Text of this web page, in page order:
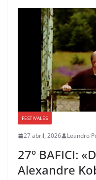
FESTIVALES
27 abril, 2026 Leandro
27º BAFICI:
Alexandre